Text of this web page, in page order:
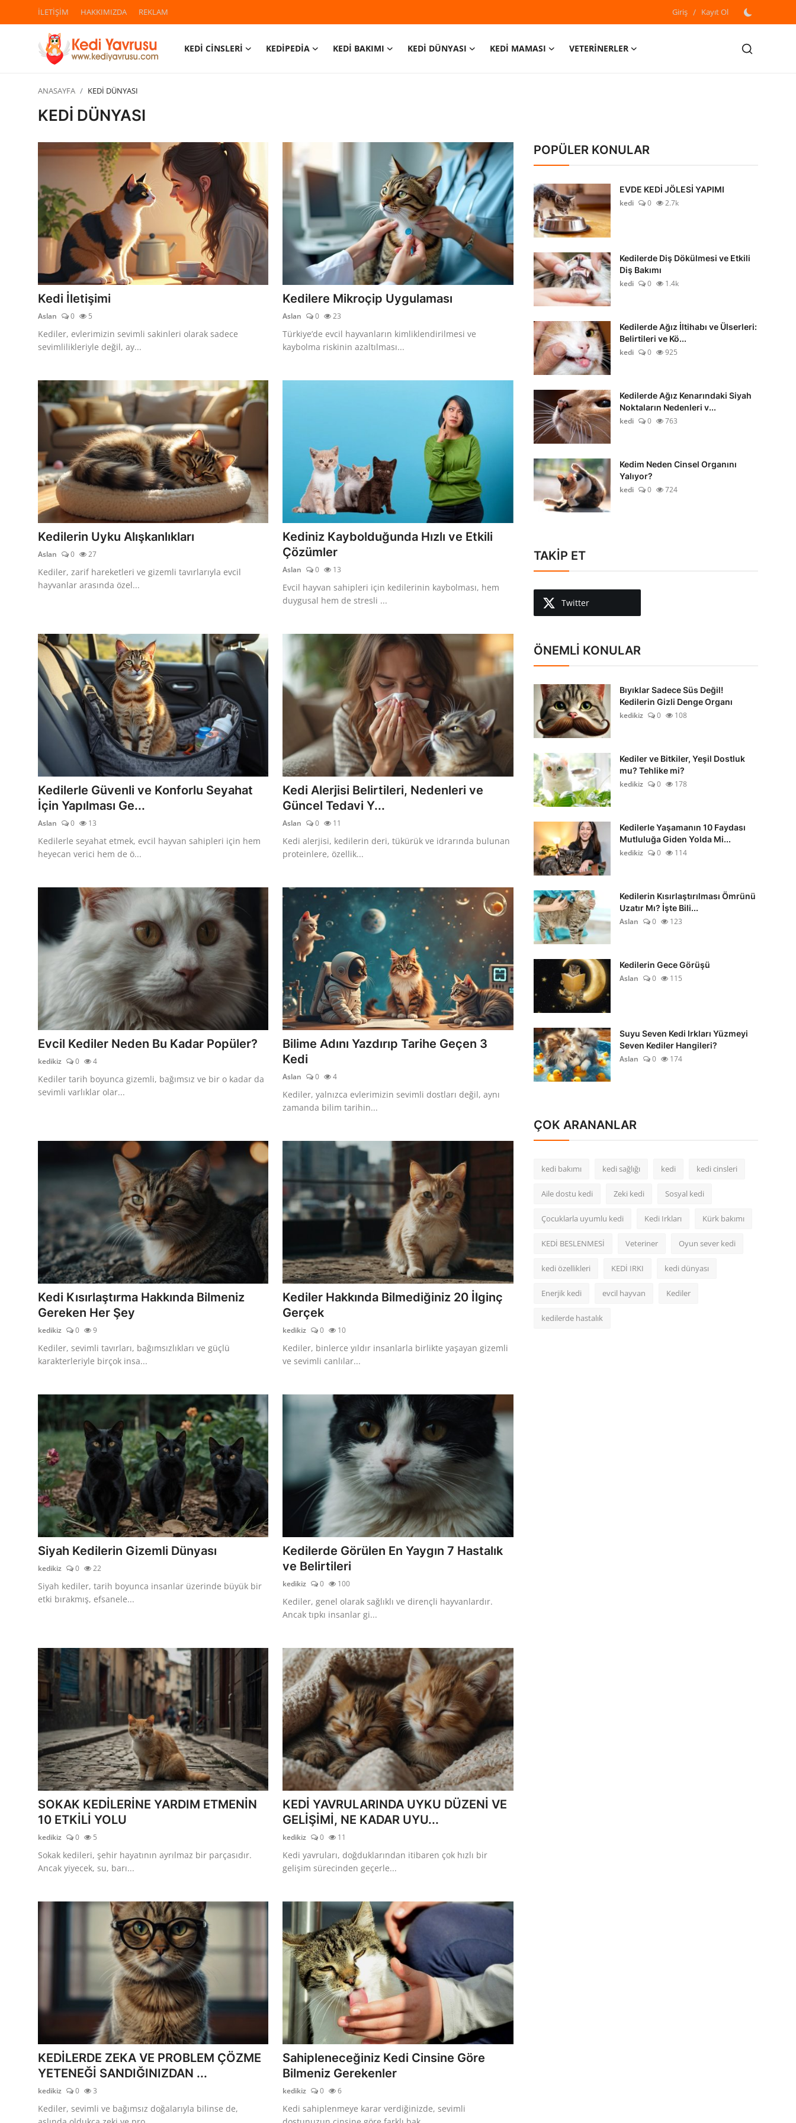
İLETİŞİM HAKKIMIZDA REKLAM Giriş / Kayıt Ol
KEDİ CİNSLERİ KEDİPEDİA KEDİ BAKIMI KEDİ DÜNYASI KEDİ MAMASI
VETERİNERLER
Giriş
REKLAM
KEDİ CİNSLERİ
KEDİPEDİA
KEDİ BAKIMI
KEDİ DÜNYASI
KEDİ MAMASI
VETERİNERLER
ANASAYFA KEDİ DÜNYASI
KEDİ DÜNYASI
Kedi İletişimi
Aslan 0 5
Kediler, evlerimizin sevimli sakinleri olarak sadece
sevimlilikleriyle değil, ay...
Kedilere Mikroçip Uygulaması
Aslan 0 23
Türkiye’de evcil hayvanların kimliklendirilmesi ve
kaybolma riskinin azaltılması...
Kedilerin Uyku Alışkanlıkları
Aslan 0 27
Kediler, zarif hareketleri ve gizemli tavırlarıyla evcil
hayvanlar arasında özel...
Kediniz Kaybolduğunda Hızlı ve Etkili
Çözümler
Aslan 0 13
Evcil hayvan sahipleri için kedilerinin kaybolması, hem
duygusal hem de stresli ...
Kedilerle Güvenli ve Konforlu Seyahat
İçin Yapılması Ge...
Aslan 0 13
Kedilerle seyahat etmek, evcil hayvan sahipleri için hem
heyecan verici hem de ö...
Kedi Alerjisi Belirtileri, Nedenleri ve
Güncel Tedavi Y...
Aslan 0 11
Kedi alerjisi, kedilerin deri, tükürük ve idrarında bulunan
proteinlere, özellik...
Evcil Kediler Neden Bu Kadar Popüler?
kedikiz 0 4
Kediler tarih boyunca gizemli, bağımsız ve bir o kadar da
sevimli varlıklar olar...
Bilime Adını Yazdırıp Tarihe Geçen 3
Kedi
Aslan 0 4
Kediler, yalnızca evlerimizin sevimli dostları değil, aynı
zamanda bilim tarihin...
Kedi Kısırlaştırma Hakkında Bilmeniz
Gereken Her Şey
kedikiz 0 9
Kediler, sevimli tavırları, bağımsızlıkları ve güçlü
karakterleriyle birçok insa...
Kediler Hakkında Bilmediğiniz 20 İlginç
Gerçek
kedikiz 0 10
Kediler, binlerce yıldır insanlarla birlikte yaşayan gizemli
ve sevimli canlılar...
Siyah Kedilerin Gizemli Dünyası
kedikiz 0 22
Siyah kediler, tarih boyunca insanlar üzerinde büyük bir
etki bırakmış, efsanele...
Kedilerde Görülen En Yaygın 7 Hastalık
ve Belirtileri
kedikiz 0 100
Kediler, genel olarak sağlıklı ve dirençli hayvanlardır.
Ancak tıpkı insanlar gi...
SOKAK KEDİLERİNE YARDIM ETMENİN
10 ETKİLİ YOLU
kedikiz 0 5
Sokak kedileri, şehir hayatının ayrılmaz bir parçasıdır.
Ancak yiyecek, su, barı...
KEDİ YAVRULARINDA UYKU DÜZENİ VE
GELİŞİMİ, NE KADAR UYU...
kedikiz 0 11
Kedi yavruları, doğduklarından itibaren çok hızlı bir
gelişim sürecinden geçerle...
KEDİLERDE ZEKA VE PROBLEM ÇÖZME
YETENEĞİ SANDIĞINIZDAN ...
kedikiz 0 3
Kediler, sevimli ve bağımsız doğalarıyla bilinse de,
Sahipleneceğiniz Kedi Cinsine Göre
Bilmeniz Gerekenler
kedikiz 0 6
Kedi sahiplenmeye karar verdiğinizde, sevimli
POPÜLER KONULAR
EVDE KEDİ JÖLESİ YAPIMI
kedi
0 2.7k
Kedilerde Diş Dökülmesi ve Etkili
Diş Bakımı
kedi
0 1.4k
Kedilerde Ağız İltihabı ve Ülserleri:
Belirtileri ve Kö...
kedi
0 925
Kedilerde Ağız Kenarındaki Siyah
Noktaların Nedenleri v...
kedi
0 763
Kedim Neden Cinsel Organını
Yalıyor?
kedi
0 724
TAKİP ET
Twitter
ÖNEMLİ KONULAR
Bıyıklar Sadece Süs Değil!
Kedilerin Gizli Denge Organı
kedikiz
0 108
Kediler ve Bitkiler, Yeşil Dostluk
mu? Tehlike mi?
kedikiz
0 178
Kedilerle Yaşamanın 10 Faydası
Mutluluğa Giden Yolda Mi...
kedikiz
0 114
Kedilerin Kısırlaştırılması Ömrünü
Uzatır Mı? İşte Bili...
Aslan
0 123
Kedilerin Gece Görüşü
Aslan
0 115
Suyu Seven Kedi Irkları Yüzmeyi
Seven Kediler Hangileri?
Aslan
0 174
ÇOK ARANANLAR
kedi bakımı kedi sağlığı kedi kedi cinsleri
Aile dostu kedi Zeki kedi Sosyal kedi
Çocuklarla uyumlu kedi Kedi Irkları Kürk bakımı
KEDİ BESLENMESİ Veteriner Oyun sever kedi
kedi özellikleri KEDİ IRKI kedi dünyası
Enerjik kedi evcil hayvan Kediler
kedilerde hastalık